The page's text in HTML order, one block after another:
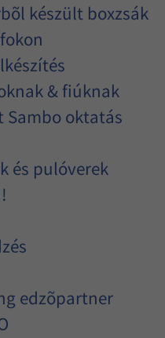
készült boxzsák
& fiúknak
Sambo oktatás
és pulóverek
edzõpartner